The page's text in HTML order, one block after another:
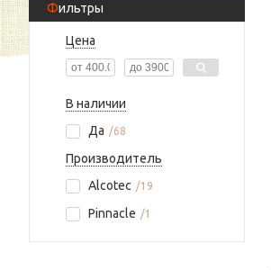
Фильтры
Цена
В наличии
Да
68
Производитель
Alcotec
19
Pinnacle 1